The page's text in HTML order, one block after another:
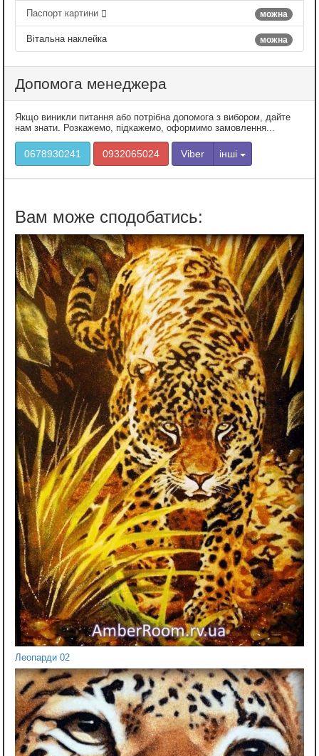
можна
Паспорт картини
можна
Вітальна наклейка
Допомога менеджера
Якщо виникли питання або потрібна допомога з вибором, дайте
нам знати. Розкажемо, підкажемо, оформимо замовлення...
0678930241 0932065024 Viber інші
Леопарди 02